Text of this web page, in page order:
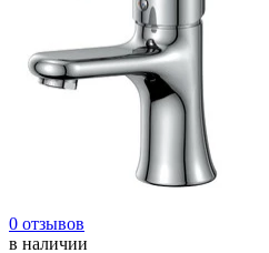
0 отзывов
в наличии